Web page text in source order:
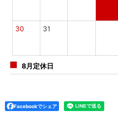
30 31
8月定休日
Facebookでシェア